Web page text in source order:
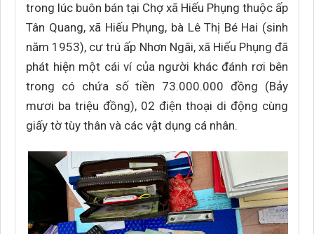
trong lúc buôn bán tại Chợ xã Hiếu Phụng thuộc ấp
Tân Quang, xã Hiếu Phụng, bà Lê Thị Bé Hai (sinh
năm 1953), cư trú ấp Nhơn Ngãi, xã Hiếu Phụng đã
phát hiện một cái ví của người khác đánh rơi bên
trong có chứa số tiền 73.000.000 đồng (Bảy
mươi ba triệu đồng), 02 điện thoại di động cùng
giấy tờ tùy thân và các vật dụng cá nhân.